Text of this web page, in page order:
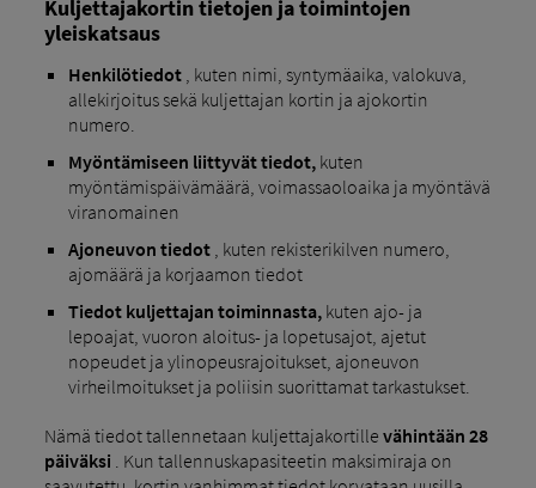
Kuljettajakortin tietojen ja toimintojen
yleiskatsaus
Henkilötiedot, kuten nimi, syntymäaika, valokuva,
allekirjoitus sekä kuljettajan kortin ja ajokortin
numero.
Myöntämiseen liittyvät tiedot,kuten
myöntämispäivämäärä, voimassaoloaika ja myöntävä
viranomainen
Ajoneuvon tiedot, kuten rekisterikilven numero,
ajomäärä ja korjaamon tiedot
Tiedot kuljettajan toiminnasta,kuten ajo- ja
lepoajat, vuoron aloitus- ja lopetusajot, ajetut
nopeudet ja ylinopeusrajoitukset, ajoneuvon
virheilmoitukset ja poliisin suorittamat tarkastukset.
Nämä tiedot tallennetaan kuljettajakortille vähintään 28
päiväksi . Kun tallennuskapasiteetin maksimiraja on